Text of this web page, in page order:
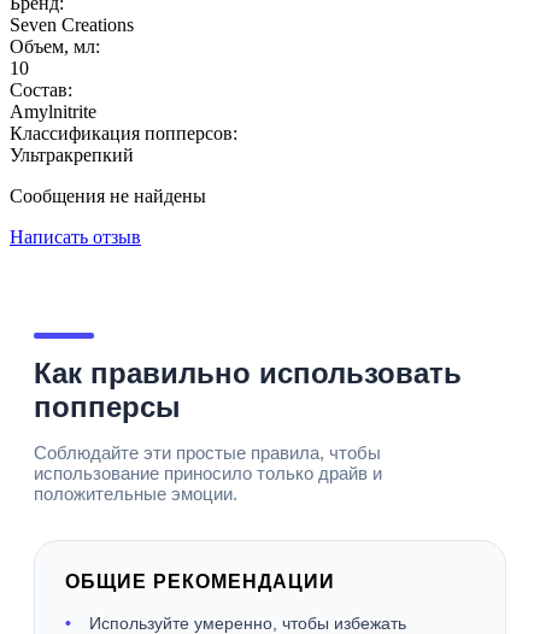
Seven Creations
Объем, мл:
10
Состав:
Amylnitrite
Классификация попперсов:
Ультракрепкий
Сообщения не найдены
Написать отзыв
Как правильно использовать
попперсы
Соблюдайте эти простые правила, чтобы
использование приносило только драйв и
положительные эмоции.
ОБЩИЕ РЕКОМЕНДАЦИИ
Используйте умеренно, чтобы избежать